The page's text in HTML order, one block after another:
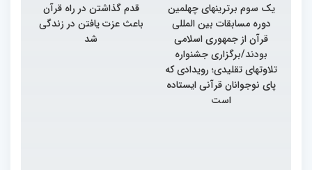
یک سوم برترینهای چهلمین
دوره مسابقات بین المللی
قرآن از جمهوری اسلامی
بودند/برگزاری جشنواره
تلاوتهای تقلیدی؛ رویدادی که
پای نوجوانان قرآنی ایستاده
است
قدم گذاشتن در راه قرآن
باعث عزت یافتن در زندگی
شد